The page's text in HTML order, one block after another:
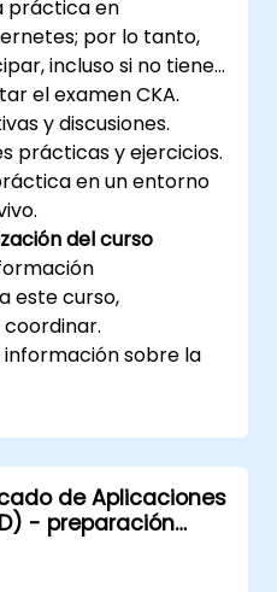
práctica en
por lo tanto,
incluso si no tiene
el examen CKA.
y discusiones.
prácticas y ejercicios.
en un entorno
del curso
este curso,
sobre la
cka
de Aplicaciones
- preparación